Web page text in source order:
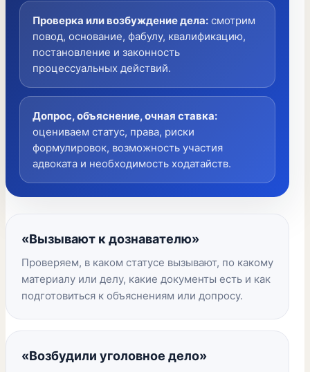
Проверка или возбуждение дела: смотрим
повод, основание, фабулу, квалификацию,
постановление и законность
процессуальных действий.
Допрос, объяснение, очная ставка:
оцениваем статус, права, риски
формулировок, возможность участия
адвоката и необходимость ходатайств.
«Вызывают к дознавателю»
Проверяем, в каком статусе вызывают, по какому
материалу или делу, какие документы есть и как
подготовиться к объяснениям или допросу.
«Возбудили уголовное дело»